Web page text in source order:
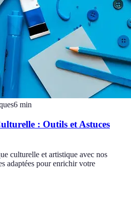
6 min
: Outils et Astuces
culturelle et artistique avec nos
adaptées pour enrichir votre